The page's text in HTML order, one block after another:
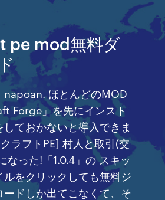
pe mod無料ダ
napoan. ほとんどのMOD
Forge」を先にインスト
ておかないと導入できま
ラフトPE] 村人と取引(交
なった!「1.0.4」の スキッ
ルをクリックしても無料ジ
ドしか出てこなくて、そ